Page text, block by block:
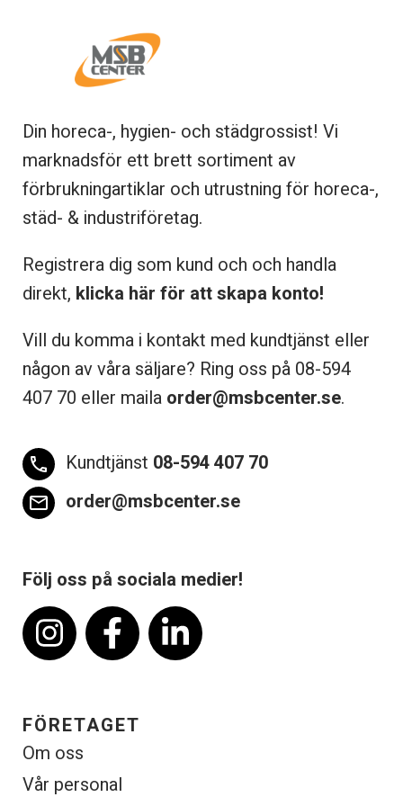
Din horeca-, hygien- och städgrossist! Vi
marknadsför ett brett sortiment av
förbrukningartiklar och utrustning för horeca-,
städ- & industriföretag.
Registrera dig som kund och och handla
direkt, klicka här för att skapa konto!
Vill du komma i kontakt med kundtjänst eller
någon av våra säljare? Ring oss på 08-594
407 70 eller maila order@msbcenter.se.
phone Kundtjänst 08-594 407 70
email order@msbcenter.se
Följ oss på sociala medier!
FÖRETAGET
Om oss
Vår personal